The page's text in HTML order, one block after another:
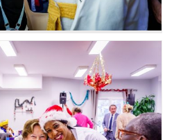
des Seniors